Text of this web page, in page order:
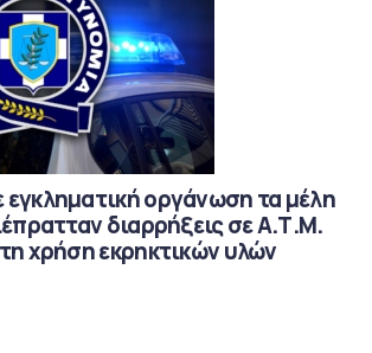
οργάνωση τα μέλη
διαρρήξεις σε Α.Τ.Μ.
χρήση εκρηκτικών υλών